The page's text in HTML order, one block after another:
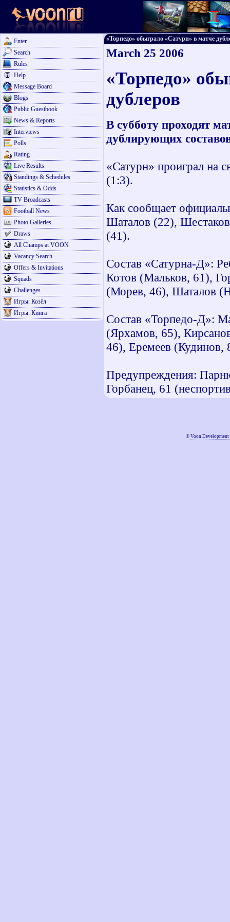
Enter
Search
Rules
Help
Message Board
Blogs
Public Guestbook
News & Reports
Interviews
Polls
Rating
Live Results
Standings & Schedules
Statistics & Odds
TV Broadcasts
Football News
Photo Galleries
Draws
All Champs at VOON
Vacancy Search
Offers & Invitations
Squads
Challenges
Игры: Козёл
Игры: Кинга
«Торпедо» обыграло «Сатурн» в матче
March 25 2006
«Торпедо»
дублеров
В субботу проходят
дублирующих
«Сатурн» проиграл на
(1:3).
Как сообщает
Шаталов (22),
(41).
Состав «Сатурна-Д»:
Котов (Мальков, 61),
(Морев, 46), Шаталов
Состав «Торпедо-Д»:
(Ярхамов, 65),
46), Еремеев (Кудинов,
Предупреждения:
Горбанец, 61
© Voon Development